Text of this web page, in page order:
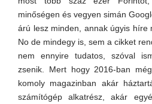
minőségen és vegyen simán
árú lesz minden, annak úgyis híre
No de mindegy is, sem a cikket
nem ennyire tudatos, szóval
zsenik. Mert hogy 2016-ban
komoly magazinban akár
számítógép alkatrész, akár